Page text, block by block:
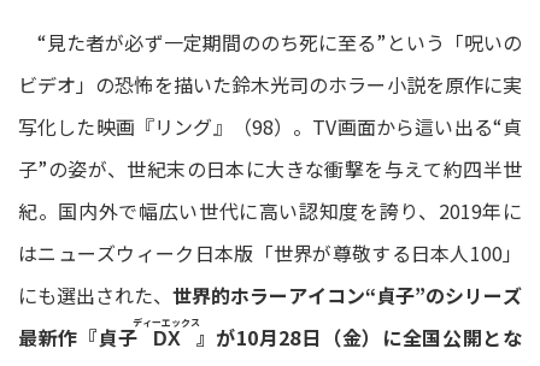
“見た者が必ず一定期間ののち死に至る”という「呪いの
ビデオ」の恐怖を描いた鈴木光司のホラー小説を原作に実
写化した映画『リング』（98）。TV画面から這い出る“貞
子”の姿が、世紀末の日本に大きな衝撃を与えて約四半世
紀。国内外で幅広い世代に高い認知度を誇り、2019年に
はニューズウィーク日本版「世界が尊敬する日本人100」
にも選出された、 世界的ホラーアイコン“貞子”のシリーズ
最新作『貞子
DX
ディーエックス』が10月28日（金）に全国公開とな